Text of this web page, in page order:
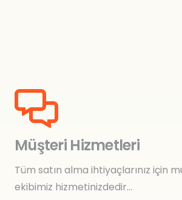
Müşteri Hizmetleri
Tüm satın alma ihtiyaçlarınız için
ekibimiz hizmetinizdedir…